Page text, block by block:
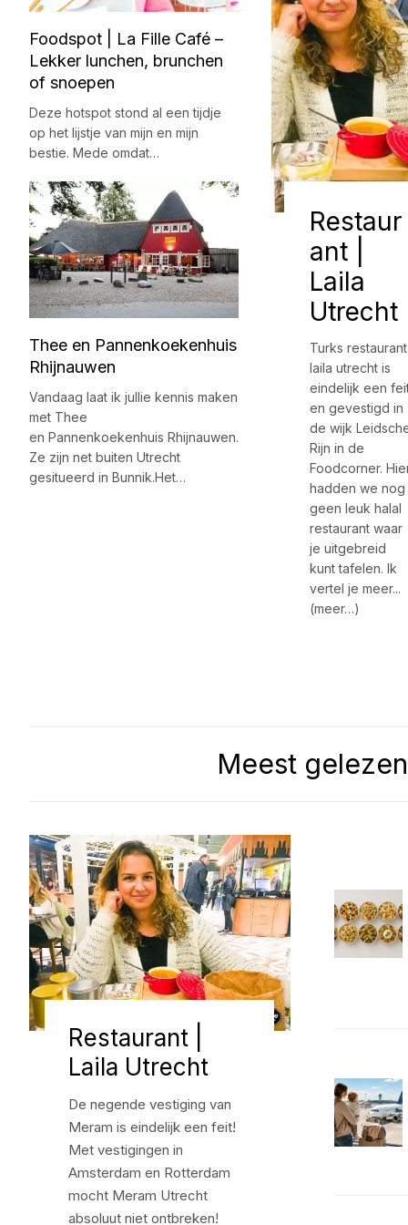
Foodspot | La Fille Café –
Lekker lunchen, brunchen
of snoepen
Deze hotspot stond al een tijdje
op het lijstje van mijn en mijn
bestie. Mede omdat…
Thee en Pannenkoekenhuis
Rhijnauwen
Vandaag laat ik jullie kennis maken
met Thee
en Pannenkoekenhuis Rhijnauwen.
Ze zijn net buiten Utrecht
gesitueerd in Bunnik.Het…
Restaur
ant |
Laila
Utrecht
Turks restaurant
laila utrecht is
eindelijk een
en gevestigd in
de wijk
Rijn in de
Foodcorner.
hadden we nog
geen leuk halal
restaurant waar
je uitgebreid
kunt tafelen. Ik
vertel je meer...
(meer…)
Meest gelezen
Restaurant |
Laila Utrecht
De negende vestiging van
Meram is eindelijk een feit!
Met vestigingen in
Amsterdam en Rotterdam
mocht Meram Utrecht
absoluut niet ontbreken!